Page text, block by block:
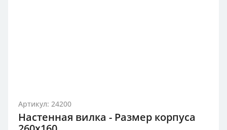
Артикул: 24200
Настенная вилка - Размер корпуса